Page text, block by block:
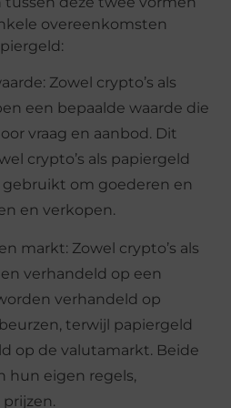
overeenkomsten
Zowel crypto’s als
een bepaalde waarde die
vraag en aanbod. Dit
crypto’s als papiergeld
om goederen en
en verkopen.
markt: Zowel crypto’s als
verhandeld op een
verhandeld op
terwijl papiergeld
op de valutamarkt. Beide
hun eigen regels,